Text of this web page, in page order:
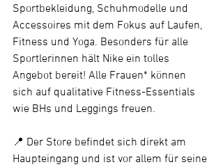
Sportbekleidung, Schuhmodelle und
Accessoires mit dem Fokus auf Laufen,
Fitness und Yoga. Besonders für alle
Sportlerinnen hält Nike ein tolles
Angebot bereit! Alle Frauen* können
sich auf qualitative Fitness-Essentials
wie BHs und Leggings freuen.
📍 Der Store befindet sich direkt am
Haupteingang und ist vor allem für seine